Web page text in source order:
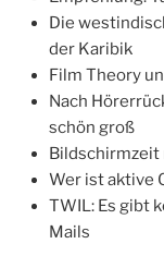
Die
der Karibik
Film Theory
Nach
schön groß
Wer ist aktive
TWIL: Es gibt
Mails